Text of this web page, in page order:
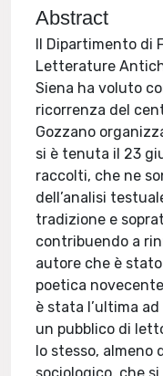
Abstract
Il Dipartimento di
Letterature
Siena ha voluto
ricorrenza del
Gozzano
si è tenuta il 23
raccolti, che ne
dell’analisi
tradizione e
contribuendo a
autore che è
poetica
è stata l’ultima
un pubblico di
lo stesso, almeno